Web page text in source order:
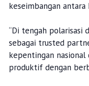
keseimbangan
“Di tengah polarisasi
sebagai trusted
kepentingan
produktif dengan